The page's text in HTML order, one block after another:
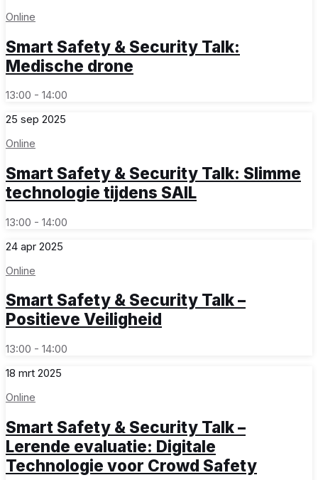
Online
Smart Safety & Security Talk:
Medische drone
13:00 - 14:00
25 sep 2025
Online
Smart Safety & Security Talk: Slimme
technologie tijdens SAIL
13:00 - 14:00
24 apr 2025
Online
Smart Safety & Security Talk –
Positieve Veiligheid
13:00 - 14:00
18 mrt 2025
Online
Smart Safety & Security Talk –
Lerende evaluatie: Digitale
Technologie voor Crowd Safety